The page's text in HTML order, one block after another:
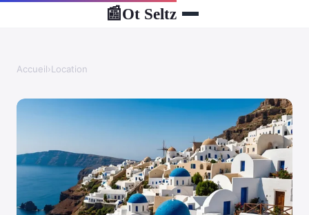
📰Ot Seltz
Accueil›Location